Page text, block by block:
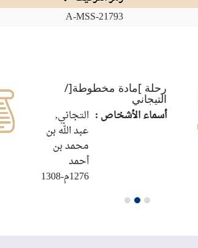
A-MSS-21793
رحلة ]مادة مخطوطة[/
التيجاني
أسماء الأشخاص : التجاني,
عبد الله بن
محمد بن
أحمد
1276م-1308